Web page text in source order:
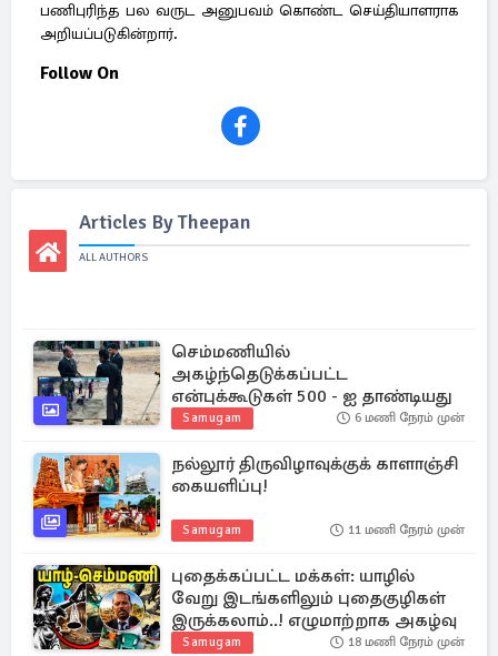
பணிபுரிந்த பல வருட அனுபவம் கொண்ட செய்தியாளராக
அறியப்படுகின்றார்.
Follow On
Articles By Theepan
ALL AUTHORS
செம்மணியில்
அகழ்ந்தெடுக்கப்பட்ட
என்புக்கூடுகள் 500 - ஐ தாண்டியது
Samugam 6 மணி நேரம் முன்
நல்லூர் திருவிழாவுக்குக் காளாஞ்சி
கையளிப்பு!
Samugam 11 மணி நேரம் முன்
புதைக்கப்பட்ட மக்கள்: யாழில்
வேறு இடங்களிலும் புதைகுழிகள்
இருக்கலாம்..! எழுமாற்றாக அகழ்வு
Samugam 18 மணி நேரம் முன்